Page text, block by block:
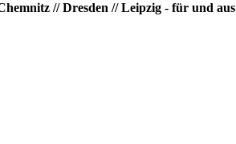
// Dresden // Leipzig - für und aus